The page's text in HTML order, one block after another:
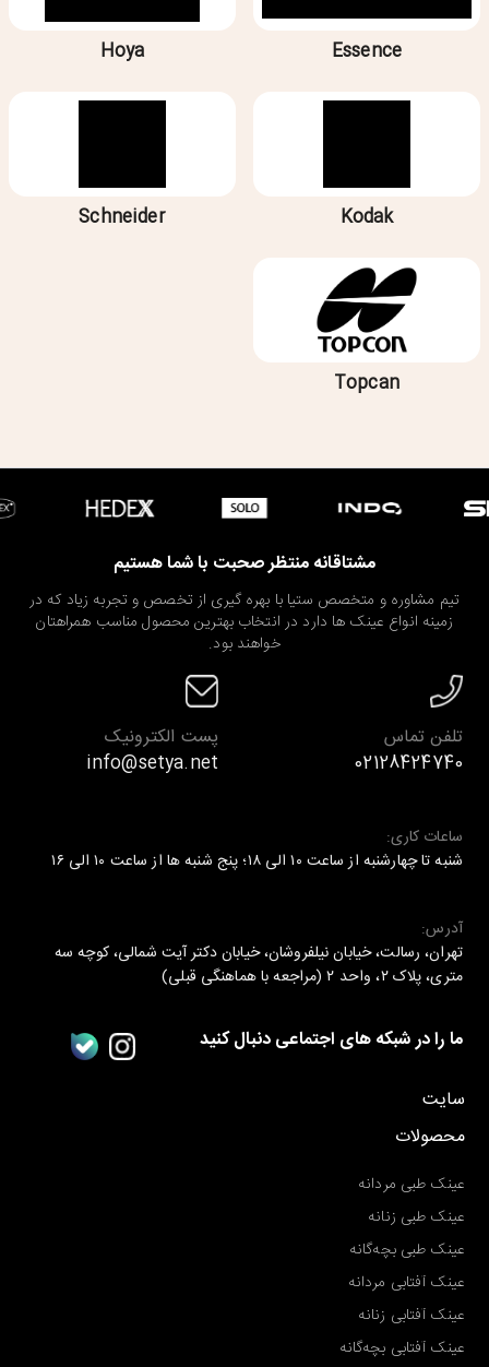
Essence
Hoya
Kodak
Schneider
Topcan
مشتاقانه منتظر صحبت با شما هستیم
تیم مشاوره و متخصص ستیا با بهره گیری از تخصص و تجربه زیاد که در
زمینه انواع عینک ها دارد در انتخاب بهترین محصول مناسب همراهتان
خواهند بود.
تلفن تماس
02128424740
پست الکترونیک
info@setya.net
ساعات کاری:
شنبه تا چهارشنبه از ساعت ۱۰ الی ۱۸؛ پنج شنبه ها از ساعت ۱۰ الی ۱۶
آدرس:
تهران، رسالت، خیابان نیلفروشان، خیابان دکتر آیت شمالی، کوچه سه
متری، پلاک ۲، واحد ۲ (مراجعه با هماهنگی قبلی)
ما را در شبکه های اجتماعی دنبال کنید
سایت
محصولات
عینک طبی مردانه
عینک طبی زنانه
عینک طبی بچه‌گانه
عینک آفتابی مردانه
عینک آفتابی زنانه
عینک آفتابی بچه‌گانه